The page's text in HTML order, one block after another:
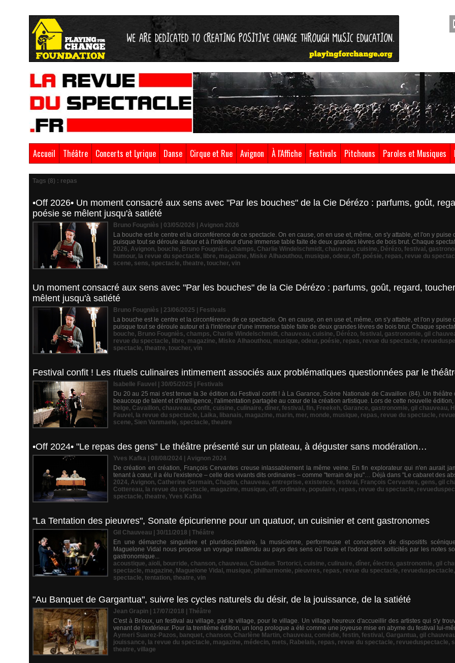
Accueil Théâtre Concerts et Lyrique Danse Cirque et Rue Avignon À l'Affiche Festivals Pitchouns Paroles et Musiques
Tags (8) : repas
•Off 2026• Un moment consacré aux sens avec "Par les bouches" de la Cie Dérézo : parfums, goût,
poésie se mêlent jusqu'à satiété
Bruno Fougniès | 03/05/2026
Avignon 2026
La bouche est le centre et la circonférence de ce spectacle. On en cause, on en use et, même, on s'y attable, et l'on y puise
puisque tout se déroule autour et à l'intérieur d'une immense table faite de deux grandes lèvres de bois brut. Chaque
2026, Avignon, bouche, Bruno Fougniès, champs, Charlie Windelschmidt, chauveau, cuisine, Dérézo, festival ,
humour, la revue du spectacle, libre, magazine, Miske Alhaouthou, musique, odeur, off, poésie, repas, revue du
scene, sens, spectacle, theatre, toucher, vin
Un moment consacré aux sens avec "Par les bouches" de la Cie Dérézo : parfums, goût, regard,
mêlent jusqu'à satiété
Bruno Fougniès | 23/06/2025
Festivals
La bouche est le centre et la circonférence de ce spectacle. On en cause, on en use et, même, on s'y attable, et l'on y puise
puisque tout se déroule autour et à l'intérieur d'une immense table faite de deux grandes lèvres de bois brut. Chaque
bouche, Bruno Fougniès, champs, Charlie Windelschmidt, chauveau, cuisine, Dérézo, festival , gastronomie, gil
revue du spectacle, libre, magazine, Miske Alhaouthou, musique, odeur, poésie, repas, revue du spectacle,
spectacle, theatre, toucher, vin
Festival confit ! Les rituels culinaires intimement associés aux problématiques questionnées par le
Isabelle Fauvel | 30/05/2025
Festivals
Du 20 au 25 mai s'est tenue la 3e édition du Festival confit ! à La Garance, Scène Nationale de Cavaillon (84). Un théâtre
beaucoup de talent et d'intelligence, l'alimentation partagée au cœur de la création artistique. Lors de cette nouvelle édition,
belge, Cavaillon, chauveau, confit, cuisine, culinaire, dîner, festival , fin, Freekeh, Garance, gastronomie, gil chauveau,
Fauvel , la revue du spectacle, Laika, libanais, magazine, marin, mer, monde, musique, repas, revue du spectacle,
scene, Sien Vanmaele, spectacle, theatre
•Off 2024• "Le repas des gens" Le théâtre présenté sur un plateau, à déguster sans modération…
Yves Kafka | 08/08/2024
Avignon 2024
De création en création, François Cervantes creuse inlassablement la même veine. En fin explorateur qui n'en aurait
tenant à cœur, il a élu l'existence – celle des vivants dits ordinaires – comme "terrain de jeu"… Déjà dans "Le cabaret des
2024, Avignon, Catherine Germain, Chaplin, chauveau, entreprise, existence, festival , François Cervantes, gens, gil
Cottereau, la revue du spectacle, magazine, musique, off, ordinaire, populaire, repas, revue du spectacle,
spectacle, theatre, Yves Kafka
"La Tentation des pieuvres", Sonate épicurienne pour un quatuor, un cuisinier et cent gastronomes
Gil Chauveau | 30/11/2018
Théâtre
En une démarche singulière et pluridisciplinaire, la musicienne, performeuse et conceptrice de dispositifs
Maguelone Vidal nous propose un voyage inattendu au pays des sens où l'ouïe et l'odorat sont sollicités par les notes
gastronomique...
acoustique, aïoli, bourride, chanson, chauveau, Claudius Tortorici, cuisine, culinaire, dîner, électro, gastronomie, gil
spectacle, magazine, Maguelone Vidal , musique, philharmonie, pieuvres, repas, revue du spectacle, revueduspectacle,
spectacle, tentation, theatre, vin
"Au Banquet de Gargantua", suivre les cycles naturels du désir, de la jouissance, de la satiété
Jean Grapin | 17/07/2018
Théâtre
C'est à Brioux, un festival au village, par le village, pour le village. Un village heureux d'accueillir des artistes qui s'y
venant de l'extérieur. Pour la trentième édition, un long prologue a été comme une joyeuse mise en abyme du festival lui-
Aymeri Suarez-Pazos, banquet, chanson, Charlène Martin, chauveau, comédie, festin, festival , Gargantua, gil
jouissance, la revue du spectacle, magazine, médecin, mets, Rabelais, repas, revue du spectacle, revueduspectacle,
theatre, village